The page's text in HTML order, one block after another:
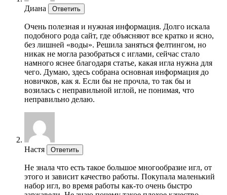
Диана Ответить
Очень полезная и нужная информация. Долго искала
подобного рода сайт, где объясняют все кратко и ясно,
без лишней «воды». Решила заняться фелтингом, но
никак не могла разобраться с иглами, сейчас стало
намного яснее благодаря статье, какая игла нужна для
чего. Думаю, здесь собрана основная информация до
новичков, как я. Если бы не прочла, то так бы и
возилась с неправильной иглой, не понимая, что
неправильно делаю.
Настя Ответить
Не знала что есть такое большое многообразие игл, от
этого и зависит качество работы. Покупала маленький
набор игл, во время работы как-то очень быстро